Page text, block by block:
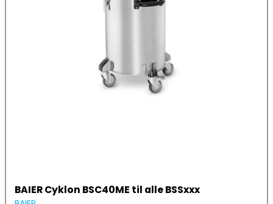
BAIER Cyklon BSC40ME til alle BSSxxx